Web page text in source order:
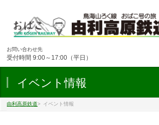
お問い合わせ先
受付時間 9:00～17:00（平日）
イベント情報
由利高原鉄道> イベント情報